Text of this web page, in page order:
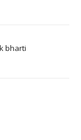
bharti